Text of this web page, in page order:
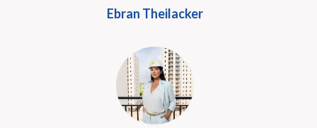
Ebran Theilacker